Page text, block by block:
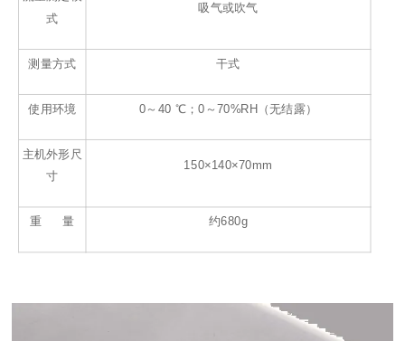
式
吸气或吹气
测量方式 干式
使用环境 0～40 ℃；0～70%RH（无结露）
主机外形尺
寸
150×140×70mm
重 量 约680g